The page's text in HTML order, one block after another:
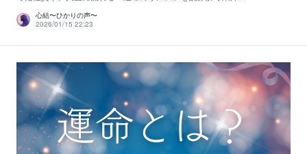
心結〜ひかりの声〜
2026/01/15 22:23